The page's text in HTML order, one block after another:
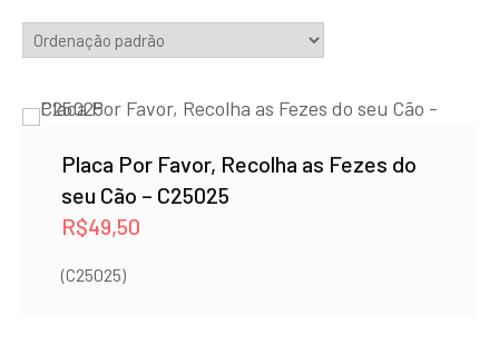
Placa Por Favor, Recolha as Fezes do
seu Cão – C25025
R$49,50
(C25025)